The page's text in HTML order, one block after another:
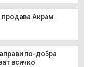
продава Акрам
по-добра
всичко